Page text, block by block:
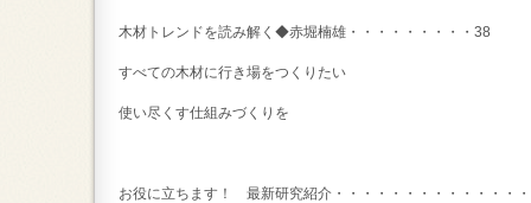
木材トレンドを読み解く◆赤堀楠雄・・・・・・・・・38
すべての木材に行き場をつくりたい
使い尽くす仕組みづくりを
お役に立ちます！ 最新研究紹介・・・・・・・・・・・・・